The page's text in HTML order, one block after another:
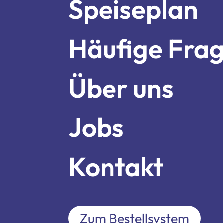
Jobs
Kontakt
Speiseplan
Häufige
Über uns
Jobs
Kontakt
Zum Bestellsystem